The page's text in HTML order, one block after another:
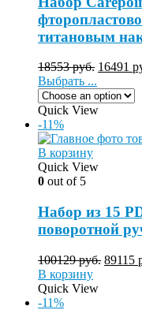
титановым
18553руб. 16491
Выбрать ...
Quick View
-11%
В корзину
Quick View
0 out of 5
Набор из 15
поворотной
100129руб. 89115
В корзину
Quick View
-11%